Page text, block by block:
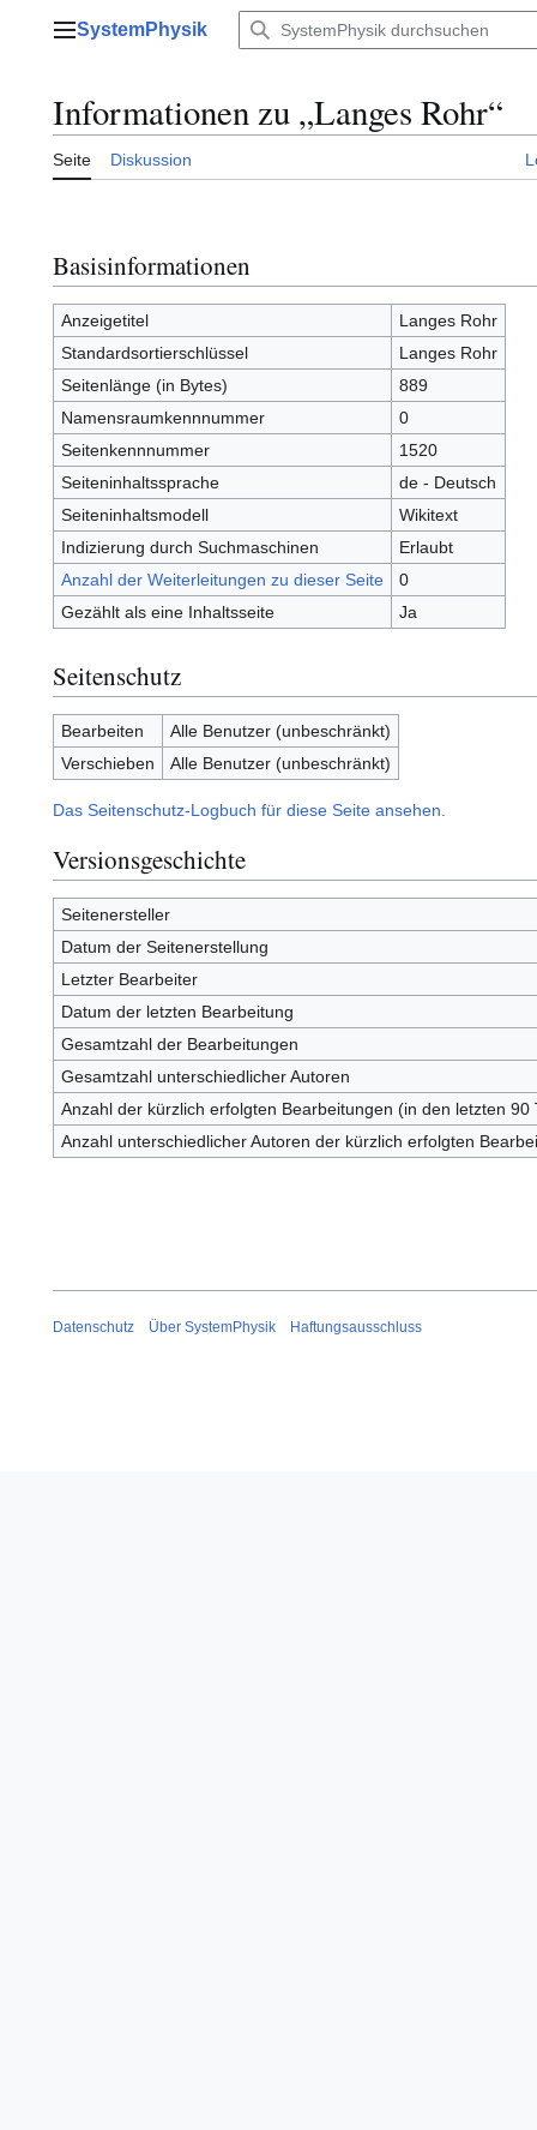
Hauptmenü
SystemPhysik
Informationen zu „Langes Rohr“
Seite Diskussion
Basisinformationen
Anzeigetitel
Langes Rohr
Standardsortierschlüssel
Langes Rohr
Seitenlänge (in Bytes)
889
Namensraumkennnummer
0
Seitenkennnummer
1520
Seiteninhaltssprache
de - Deutsch
Seiteninhaltsmodell
Wikitext
Indizierung durch Suchmaschinen
Erlaubt
Anzahl der Weiterleitungen zu dieser Seite
0
Gezählt als eine Inhaltsseite
Ja
Seitenschutz
Bearbeiten
Alle Benutzer (unbeschränkt)
Verschieben
Alle Benutzer (unbeschränkt)
Das Seitenschutz-Logbuch für diese Seite ansehen.
Versionsgeschichte
Seitenersteller
Datum der Seitenerstellung
Letzter Bearbeiter
Datum der letzten Bearbeitung
Gesamtzahl der Bearbeitungen
Gesamtzahl unterschiedlicher Autoren
Anzahl der kürzlich erfolgten Bearbeitungen (in den letzten 90
Anzahl unterschiedlicher Autoren der kürzlich erfolgten
Datenschutz Über SystemPhysik Haftungsausschluss